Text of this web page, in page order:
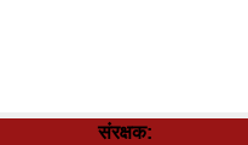
संरक्षक: